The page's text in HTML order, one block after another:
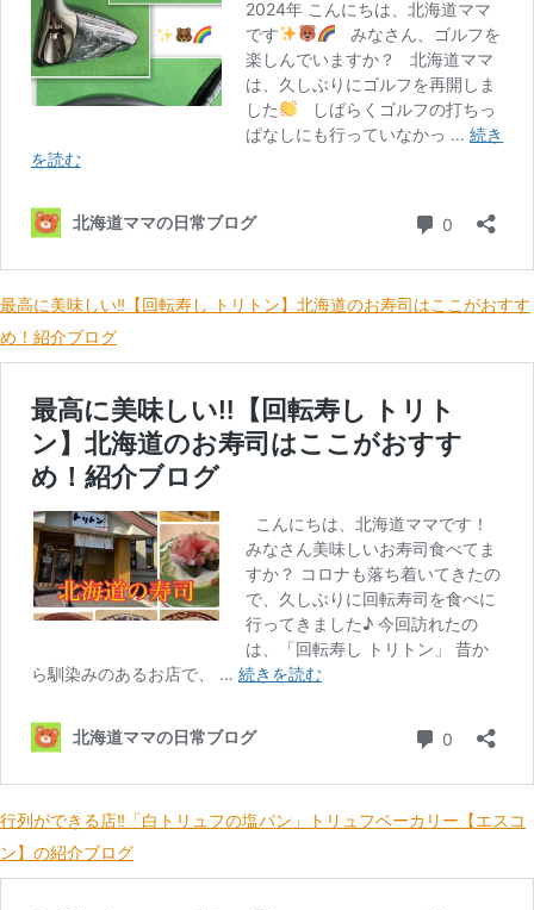
最高に美味しい‼【回転寿し トリトン】北海道のお寿司はここがおすす
め！紹介ブログ
行列ができる店‼「白トリュフの塩パン」トリュフベーカリー【エスコ
ン】の紹介ブログ